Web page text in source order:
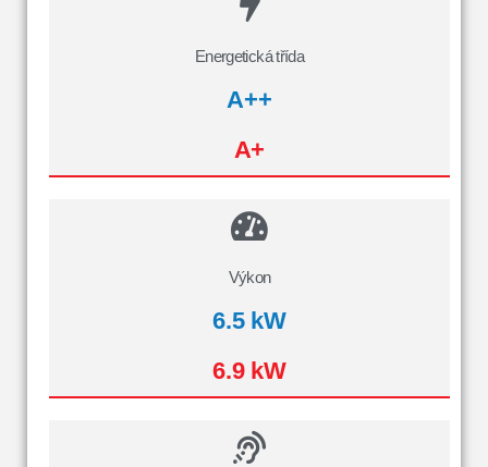
Energetická třída
A++
A+
Výkon
6.5 kW
6.9 kW